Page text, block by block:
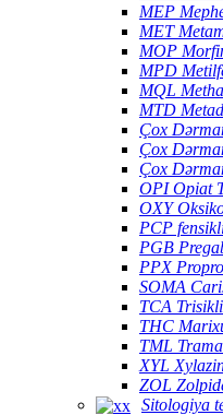
MEP
MET
MOP
MPD
MQL
MTD
Çox
Çox
Çox
OPI Opiat
OXY
PCP
PGB
PPX
SOMA
TCA
THC
TML
XYL
ZOL
Sitologiya